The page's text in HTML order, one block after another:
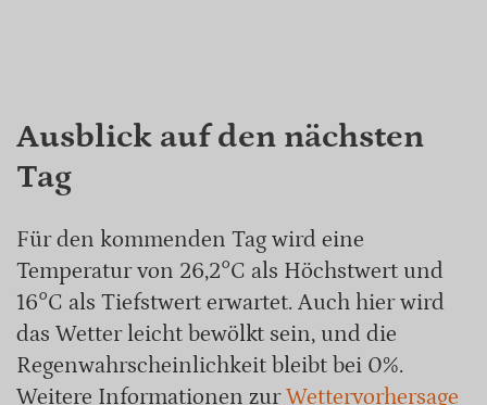
Ausblick auf den nächsten
Tag
Für den kommenden Tag wird eine
Temperatur von 26,2°C als Höchstwert und
16°C als Tiefstwert erwartet. Auch hier wird
das Wetter leicht bewölkt sein, und die
Regenwahrscheinlichkeit bleibt bei 0%.
Weitere Informationen zurWettervorhersage